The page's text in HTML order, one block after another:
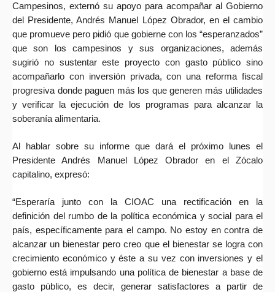
Campesinos, externó su apoyo para acompañar al Gobierno
del Presidente, Andrés Manuel López Obrador, en el cambio
que promueve pero pidió que gobierne con los “esperanzados”
que son los campesinos y sus organizaciones, además
sugirió no sustentar este proyecto con gasto público sino
acompañarlo con inversión privada, con una reforma fiscal
progresiva donde paguen más los que generen más utilidades
y verificar la ejecución de los programas para alcanzar la
soberanía alimentaria.
Al hablar sobre su informe que dará el próximo lunes el
Presidente Andrés Manuel López Obrador en el Zócalo
capitalino, expresó:
“Esperaría junto con la CIOAC una rectificación en la
definición del rumbo de la política económica y social para el
país, específicamente para el campo. No estoy en contra de
alcanzar un bienestar pero creo que el bienestar se logra con
crecimiento económico y éste a su vez con inversiones y el
gobierno está impulsando una política de bienestar a base de
gasto público, es decir, generar satisfactores a partir de